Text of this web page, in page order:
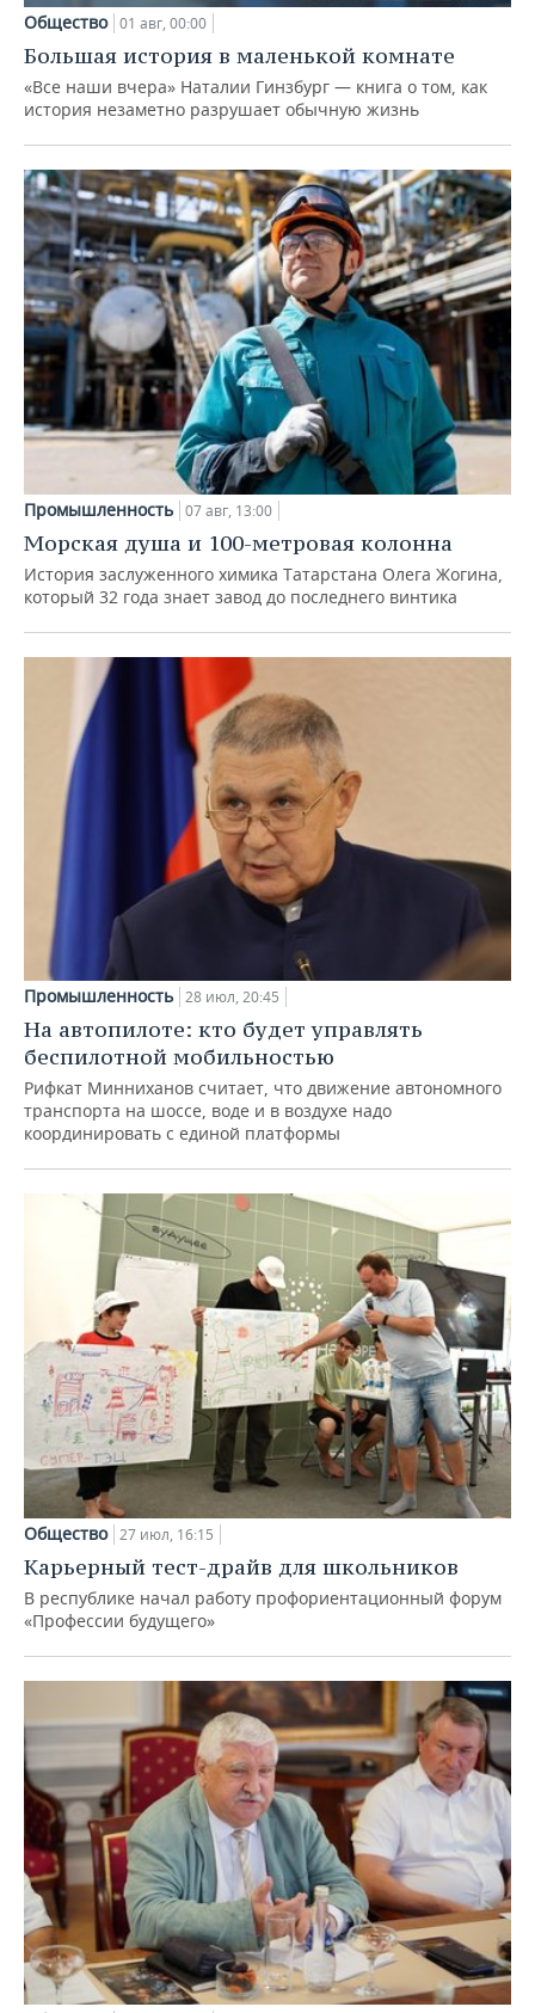
Общество 01 авг, 00:00
Большая история в маленькой комнате
«Все наши вчера» Наталии Гинзбург — книга о том, как
история незаметно разрушает обычную жизнь
Промышленность 07 авг, 13:00
Морская душа и 100-метровая колонна
История заслуженного химика Татарстана Олега Жогина,
который 32 года знает завод до последнего винтика
Промышленность 28 июл, 20:45
На автопилоте: кто будет управлять
беспилотной мобильностью
Рифкат Минниханов считает, что движение автономного
транспорта на шоссе, воде и в воздухе надо
координировать с единой платформы
Общество 27 июл, 16:15
Карьерный тест-драйв для школьников
В республике начал работу профориентационный форум
«Профессии будущего»